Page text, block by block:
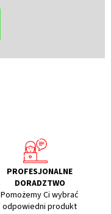
PROFESJONALNE
DORADZTWO
Pomożemy Ci wybrać
odpowiedni produkt